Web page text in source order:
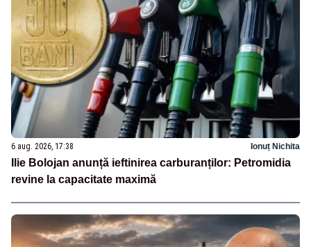
6 aug. 2026, 17:38 Ionuț Nichita
Ilie Bolojan anunță ieftinirea carburanților: Petromidia
revine la capacitate maximă